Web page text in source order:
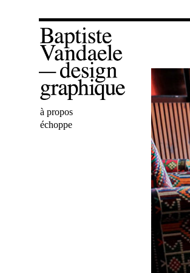
Baptiste
Bienvenue
à propos
échoppe